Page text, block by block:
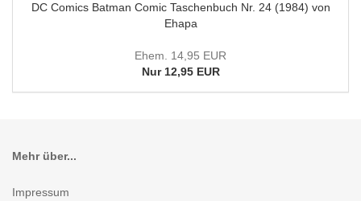
DC Comics Batman Comic Taschenbuch Nr. 24 (1984) von
Ehapa
Ehem. 14,95 EUR
Nur 12,95 EUR
Mehr über...
Impressum